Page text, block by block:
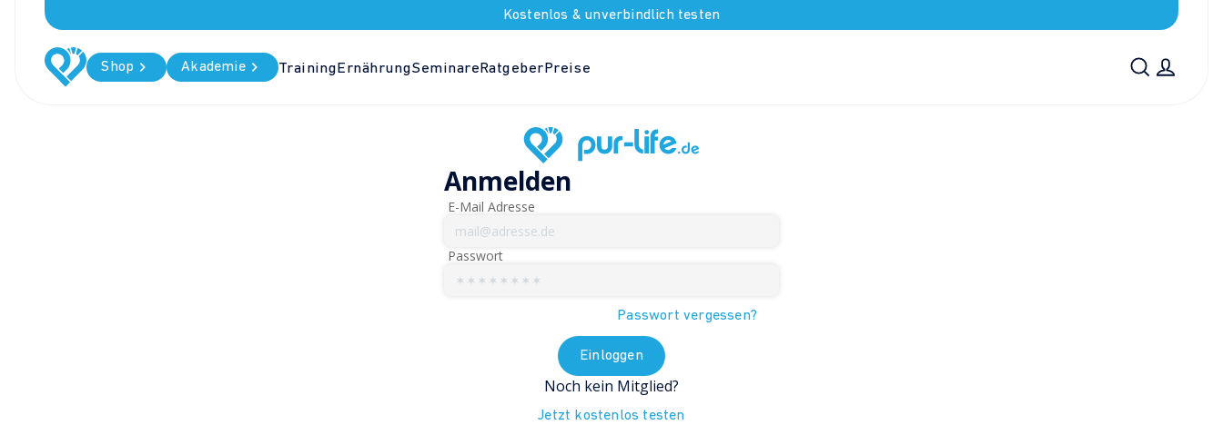
Kostenlos & unverbindlich testen
Shop Akademie Training ErnährungSeminare Ratgeber Preise
Anmelden
E-Mail Adresse
Passwort
Passwort vergessen?
Einloggen
Noch kein Mitglied?
Jetzt kostenlos testen